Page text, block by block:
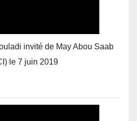
invité de May Abou Saab
le 7 juin 2019